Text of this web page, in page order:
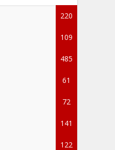
220
109
485
61
72
141
122